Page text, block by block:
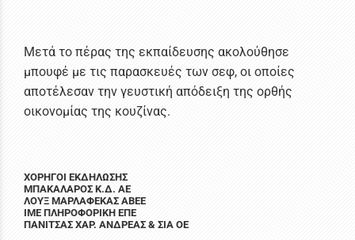
Μετά το πέρας της εκπαίδευσης ακολούθησε
μπουφέ με τις παρασκευές των σεφ, οι οποίες
αποτέλεσαν την γευστική απόδειξη της ορθής
οικονομίας της κουζίνας.
ΧΟΡΗΓΟΙ ΕΚΔΗΛΩΣΗΣ
ΜΠΑΚΑΛΑΡΟΣ Κ.Δ. ΑΕ
ΛΟΥΞ ΜΑΡΛΑΦΕΚΑΣ ΑΒΕΕ
ΙΜΕ ΠΛΗΡΟΦΟΡΙΚΗ ΕΠΕ
ΠΑΝΙΤΣΑΣ ΧΑΡ. ΑΝΔΡΕΑΣ & ΣΙΑ ΟΕ